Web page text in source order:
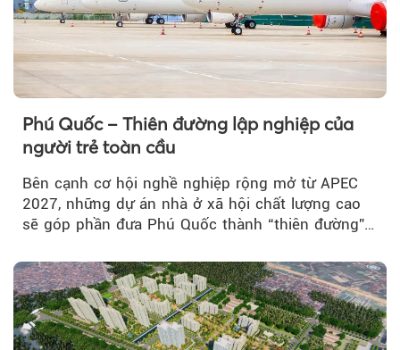
Phú Quốc – Thiên đường lập nghiệp của
người trẻ toàn cầu
Bên cạnh cơ hội nghề nghiệp rộng mở từ APEC
2027, những dự án nhà ở xã hội chất lượng cao
sẽ góp phần đưa Phú Quốc thành “thiên đường”